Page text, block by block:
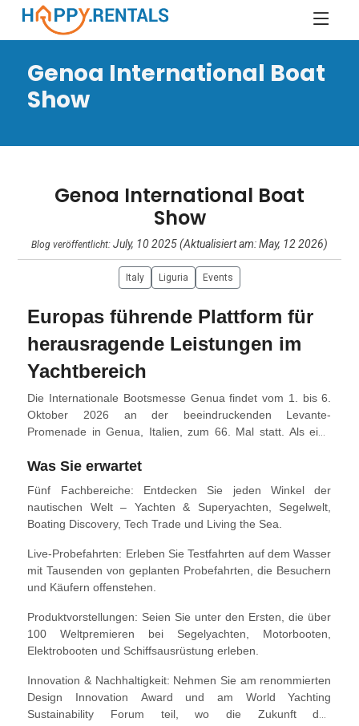
Genoa International Boat
Show
Genoa International Boat
Show
Blog veröffentlicht: July, 10 2025 (Aktualisiert am: May, 12 2026)
Italy Liguria Events
Europas führende Plattform für
herausragende Leistungen im
Yachtbereich
Die Internationale Bootsmesse Genua findet vom 1. bis 6.
Oktober 2026 an der beeindruckenden Levante-
Promenade in Genua, Italien, zum 66. Mal statt. Als eine
Schifffahrtsbranche vereint sie über 1.000 Aussteller und
220.000 Quadratmetern Ausstellungsfläche, davon 85 % im
Was Sie erwartet
Fünf Fachbereiche: Entdecken Sie jeden Winkel der
nautischen Welt – Yachten & Superyachten, Segelwelt,
Boating Discovery, Tech Trade und Living the Sea.
Live-Probefahrten: Erleben Sie Testfahrten auf dem Wasser
mit Tausenden von geplanten Probefahrten, die Besuchern
und Käufern offenstehen.
Produktvorstellungen: Seien Sie unter den Ersten, die über
100 Weltpremieren bei Segelyachten, Motorbooten,
Elektrobooten und Schiffsausrüstung erleben.
Innovation & Nachhaltigkeit: Nehmen Sie am renommierten
Design Innovation Award und am World Yachting
Sustainability Forum teil, wo die Zukunft des